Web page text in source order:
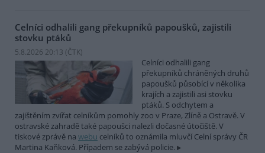
Celníci odhalili gang překupníků papoušků, zajistili
stovku ptáků
5.8.2026 20:13 (ČTK)
Celníci odhalili gang
překupníků chráněných druhů
papoušků působící v několika
krajích a zajistili asi stovku
ptáků. S odchytem a
zajištěním zvířat celníkům pomohly zoo v Praze, Zlíně a Ostravě. V
ostravské zahradě také papoušci nalezli dočasné útočiště. V
tiskové zprávě na webu celníků to oznámila mluvčí Celní správy ČR
Martina Kaňková. Případem se zabývá policie.